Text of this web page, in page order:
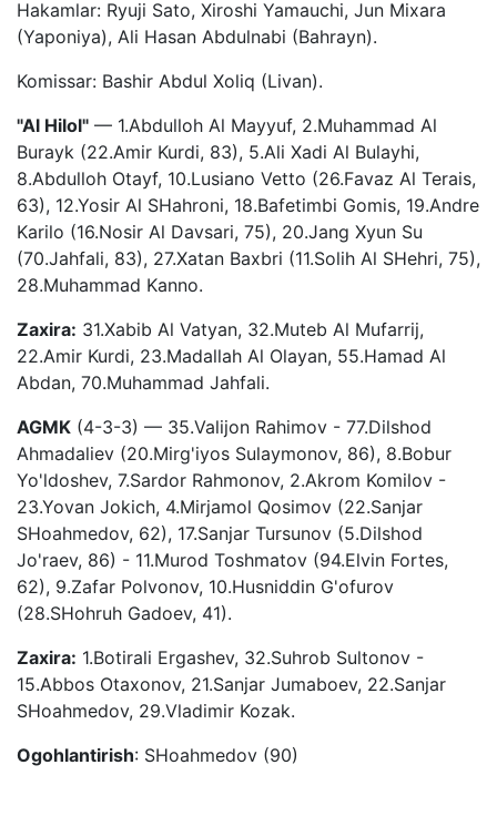
Hakamlar: Ryuji Sato, Xiroshi Yamauchi, Jun Mixara
(Yaponiya), Ali Hasan Abdulnabi (Bahrayn).
Komissar: Bashir Abdul Xoliq (Livan).
"Al Hilol" — 1.Abdulloh Al Mayyuf, 2.Muhammad Al
Burayk (22.Amir Kurdi, 83), 5.Ali Xadi Al Bulayhi,
8.Abdulloh Otayf, 10.Lusiano Vetto (26.Favaz Al Terais,
63), 12.Yosir Al SHahroni, 18.Bafetimbi Gomis, 19.Andre
Karilo (16.Nosir Al Davsari, 75), 20.Jang Xyun Su
(70.Jahfali, 83), 27.Xatan Baxbri (11.Solih Al SHehri, 75),
28.Muhammad Kanno.
Zaxira: 31.Xabib Al Vatyan, 32.Muteb Al Mufarrij,
22.Amir Kurdi, 23.Madallah Al Olayan, 55.Hamad Al
Abdan, 70.Muhammad Jahfali.
AGMK (4-3-3) — 35.Valijon Rahimov - 77.Dilshod
Ahmadaliev (20.Mirg'iyos Sulaymonov, 86), 8.Bobur
Yo'ldoshev, 7.Sardor Rahmonov, 2.Akrom Komilov -
23.Yovan Jokich, 4.Mirjamol Qosimov (22.Sanjar
SHoahmedov, 62), 17.Sanjar Tursunov (5.Dilshod
Jo'raev, 86) - 11.Murod Toshmatov (94.Elvin Fortes,
62), 9.Zafar Polvonov, 10.Husniddin G'ofurov
(28.SHohruh Gadoev, 41).
Zaxira: 1.Botirali Ergashev, 32.Suhrob Sultonov -
15.Abbos Otaxonov, 21.Sanjar Jumaboev, 22.Sanjar
SHoahmedov, 29.Vladimir Kozak.
Ogohlantirish: SHoahmedov (90)